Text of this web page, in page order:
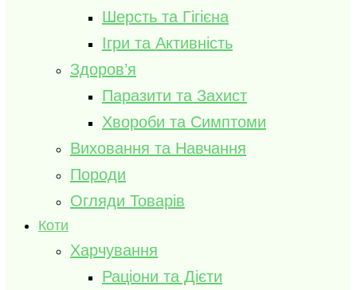
Шерсть та Гігієна
Ігри та Активність
Здоров’я
Паразити та Захист
Хвороби та Симптоми
Виховання та Навчання
Породи
Огляди Товарів
Коти
Харчування
Раціони та Дієти